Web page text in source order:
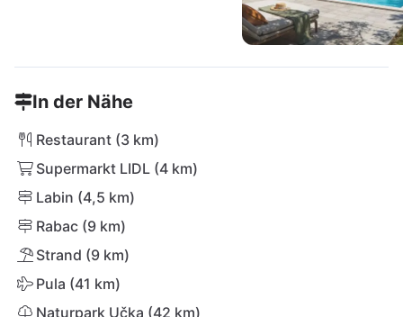
In der Nähe
Restaurant (3 km)
Supermarkt LIDL (4 km)
Labin (4,5 km)
Rabac (9 km)
Strand (9 km)
Pula (41 km)
Naturpark Učka (42 km)